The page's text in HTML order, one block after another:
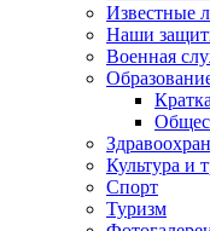
Известные
Наши
Военная
Культура и
Спорт
Туризм